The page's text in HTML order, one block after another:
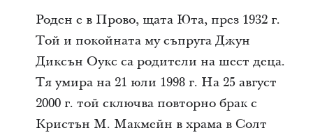
Роден е в Прово, щата Юта, през 1932 г.
Той и покойната му съпруга Джун
Диксън Оукс са родители на шест деца.
Тя умира на 21 юли 1998 г. На 25 август
2000 г. той сключва повторно брак с
Кристън М. Макмейн в храма в Солт